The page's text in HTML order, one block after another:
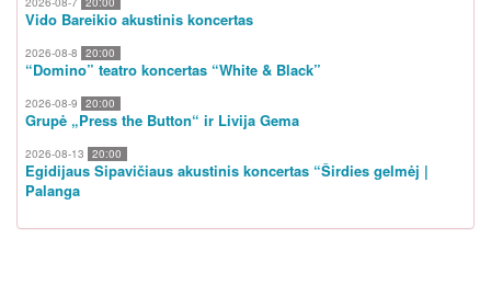
Vido Bareikio akustinis koncertas
2026-08-8 20:00
“Domino” teatro koncertas “White & Black”
2026-08-9 20:00
Grupė „Press the Button“ ir Livija Gema
2026-08-13 20:00
Egidijaus Sipavičiaus akustinis koncertas “Širdies gelmėj |
Palanga